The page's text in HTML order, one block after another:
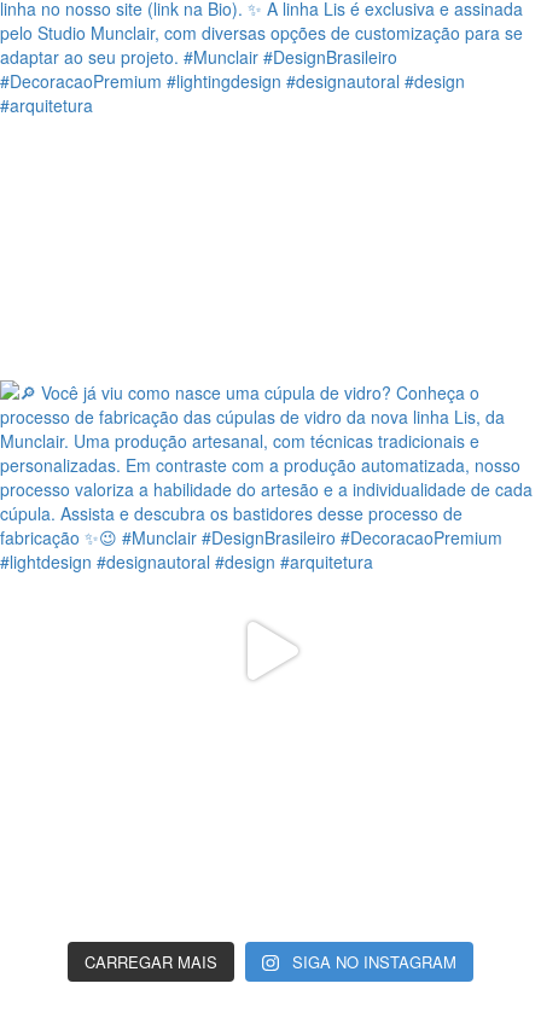
CARREGAR MAIS SIGA NO INSTAGRAM